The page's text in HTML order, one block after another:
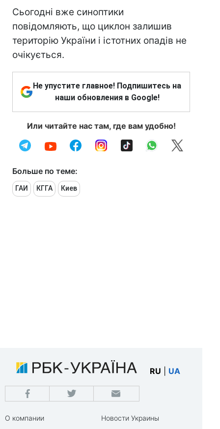
Сьогодні вже синоптики
повідомляють, що циклон залишив
територію України і істотних опадів не
очікується.
Не упустите главное! Подпишитесь на
наши обновления в Google!
Или читайте нас там, где вам удобно!
Больше по теме:
ГАИ КГГА Киев
RU UA
О компании
Новости Украины